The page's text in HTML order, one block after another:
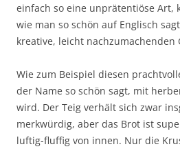
einfach so eine unprätentiöse Art,
wie man so schön auf Englisch
kreative, leicht nachzumachenden
Wie zum Beispiel diesen
der Name so schön sagt, mit
wird. Der Teig verhält sich zwar
merkwürdig, aber das Brot ist
luftig-fluffig von innen. Nur die